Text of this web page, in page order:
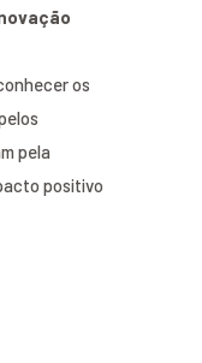
os
pela
positivo